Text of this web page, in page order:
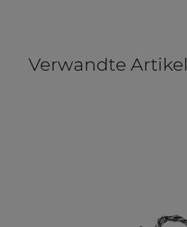
Verwandte Artikel